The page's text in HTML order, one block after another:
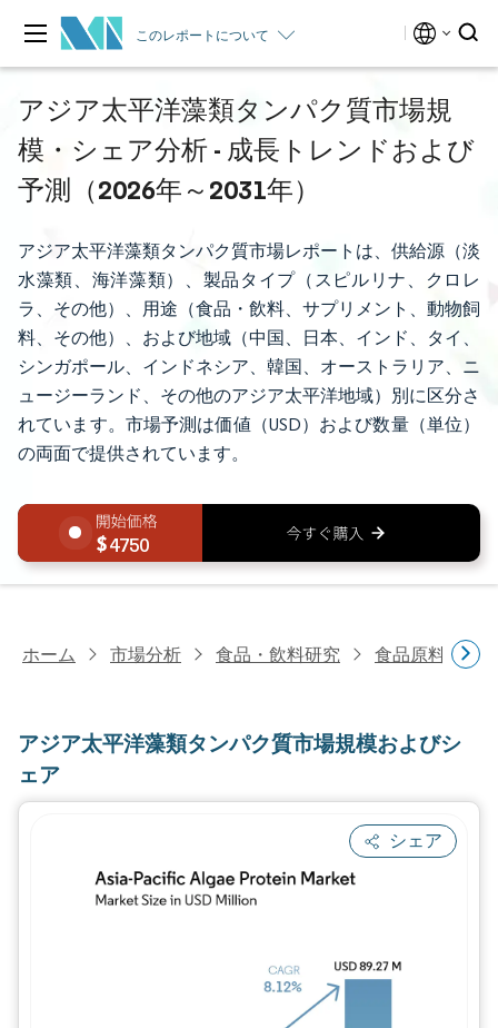
このレポートについて
アジア太平洋藻類タンパク質市場規
模・シェア分析 - 成長トレンドおよび
予測（2026年～2031年）
アジア太平洋藻類タンパク質市場レポートは、供給源（淡
水藻類、海洋藻類）、製品タイプ（スピルリナ、クロレ
ラ、その他）、用途（食品・飲料、サプリメント、動物飼
料、その他）、および地域（中国、日本、インド、タイ、
シンガポール、インドネシア、韓国、オーストラリア、ニ
ュージーランド、その他のアジア太平洋地域）別に区分さ
れています。市場予測は価値（USD）および数量（単位）
の両面で提供されています。
4750
ホーム 市場分析 食品・飲料研究 食品原料・食
アジア太平洋藻類タンパク質市場規模およびシ
ェア
シェア